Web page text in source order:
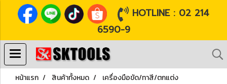
HOTLINE : 02 214
6590-9
หน้าแรก สินค้าทั้งหมด
เครื่องมือขัด/ทาสี/ตกแต่ง